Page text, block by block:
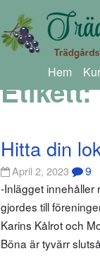
Hem
Etikett:
Hitta din
April 2, 2023 9
-Inlägget innehåller
gjordes till
Karins Kålrot och
Böna är tyvärr